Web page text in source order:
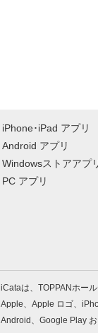
iPhone･iPad アプリ
Android アプリ
Windowsストアアプ
PC アプリ
iCataは、TOPPANホー
Apple、Apple ロゴ、
Android、Google Play